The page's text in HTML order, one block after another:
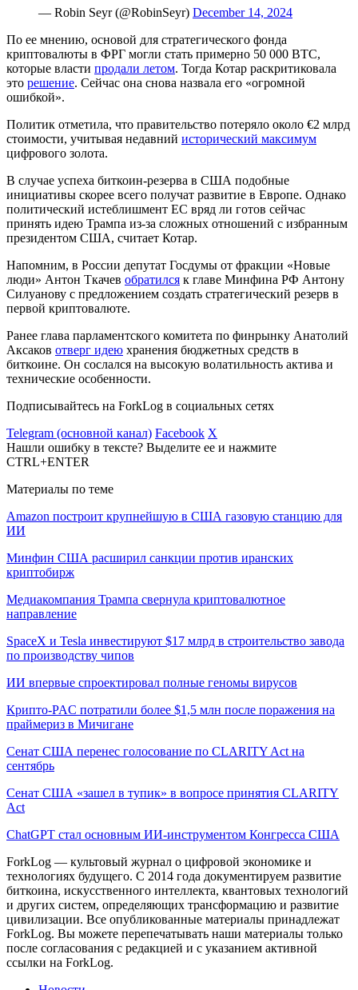
— Robin Seyr (@RobinSeyr) December 14, 2024
По ее мнению, основой для стратегического фонда
криптовалюты в ФРГ могли стать примерно 50 000 BTC,
которые власти продали летом. Тогда Котар раскритиковала
это решение. Сейчас она снова назвала его «огромной
ошибкой».
Политик отметила, что правительство потеряло около €2 млрд
стоимости, учитывая недавний исторический максимум
цифрового золота.
В случае успеха биткоин-резерва в США подобные
инициативы скорее всего получат развитие в Европе. Однако
политический истеблишмент ЕС вряд ли готов сейчас
принять идею Трампа из-за сложных отношений с избранным
президентом США, считает Котар.
Напомним, в России депутат Госдумы от фракции «Новые
люди» Антон Ткачев обратился к главе Минфина РФ Антону
Силуанову с предложением создать стратегический резерв в
первой криптовалюте.
Ранее глава парламентского комитета по финрынку Анатолий
Аксаков отверг идею хранения бюджетных средств в
биткоине. Он сослался на высокую волатильность актива и
технические особенности.
Подписывайтесь на ForkLog в социальных сетях
Telegram (основной канал) Facebook X
Нашли ошибку в тексте? Выделите ее и нажмите
CTRL+ENTER
Материалы по теме
Amazon построит крупнейшую в США газовую станцию для
ИИ
Минфин США расширил санкции против иранских
криптобирж
Медиакомпания Трампа свернула криптовалютное
направление
SpaceX и Tesla инвестируют $17 млрд в строительство завода
по производству чипов
ИИ впервые спроектировал полные геномы вирусов
Крипто-PAC потратили более $1,5 млн после поражения на
праймериз в Мичигане
Сенат США перенес голосование по CLARITY Act на
сентябрь
Сенат США «зашел в тупик» в вопросе принятия CLARITY
Act
ChatGPT стал основным ИИ-инструментом Конгресса США
ForkLog — культовый журнал о цифровой экономике и
технологиях будущего. С 2014 года документируем развитие
биткоина, искусственного интеллекта, квантовых технологий
и других систем, определяющих трансформацию и развитие
цивилизации. Все опубликованные материалы принадлежат
ForkLog. Вы можете перепечатывать наши материалы только
после согласования с редакцией и с указанием активной
ссылки на ForkLog.